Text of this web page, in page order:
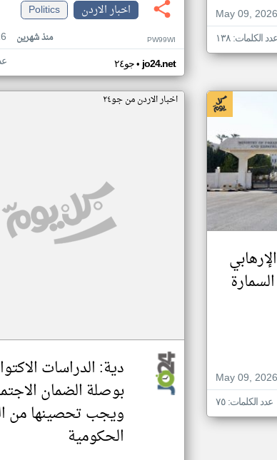
May 09, 2026
عدد الكلمات: ١٣٨
اخبار الاردن
Politics
منذ شهرين PW99WI
جو٢٤•jo24.net
May 09, 2026
عدد الكلمات: ٧٥
اخبار الاردن من جو٢٤
دية: الدراسات
بوصلة الضمان
ويجب تحصينها من
الحكومية